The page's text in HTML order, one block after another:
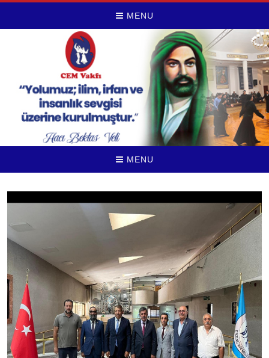
MENU
MENU